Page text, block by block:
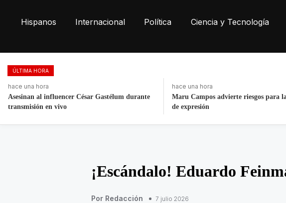
Hispanos Internacional Política Ciencia y Tecnología
ÚLTIMA HORA
hace una hora
Maru Campos advierte riesgos para la libertad
de expresión
hace 2 días, 5 horas
Fortalece la economía circular;
toneladas de residuos
¡Escándalo! Eduardo
Por Redacción 7 julio 2026